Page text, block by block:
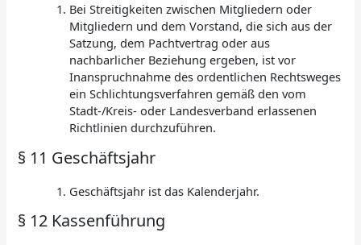
Bei Streitigkeiten zwischen Mitgliedern oder
Mitgliedern und dem Vorstand, die sich aus der
Satzung, dem Pachtvertrag oder aus
nachbarlicher Beziehung ergeben, ist vor
Inanspruchnahme des ordentlichen Rechtsweges
ein Schlichtungsverfahren gemäß den vom
Stadt-/Kreis- oder Landesverband erlassenen
Richtlinien durchzuführen.
§ 11 Geschäftsjahr
Geschäftsjahr ist das Kalenderjahr.
§ 12 Kassenführung